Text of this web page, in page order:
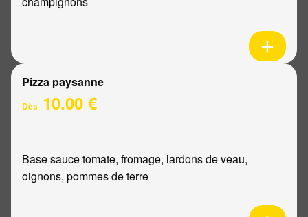
Pizza paysanne
Dès 10.00 €
Base sauce tomate, fromage, lardons de veau,
oignons, pommes de terre